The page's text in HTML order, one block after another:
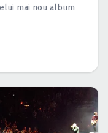
mai nou album